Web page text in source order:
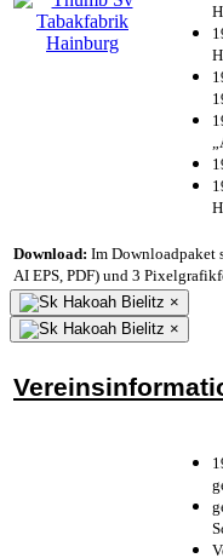
Download: Im Downloadpaket
AI EPS, PDF) und 3
×
×